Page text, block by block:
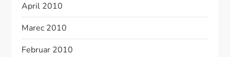
April 2010
Marec 2010
Februar 2010